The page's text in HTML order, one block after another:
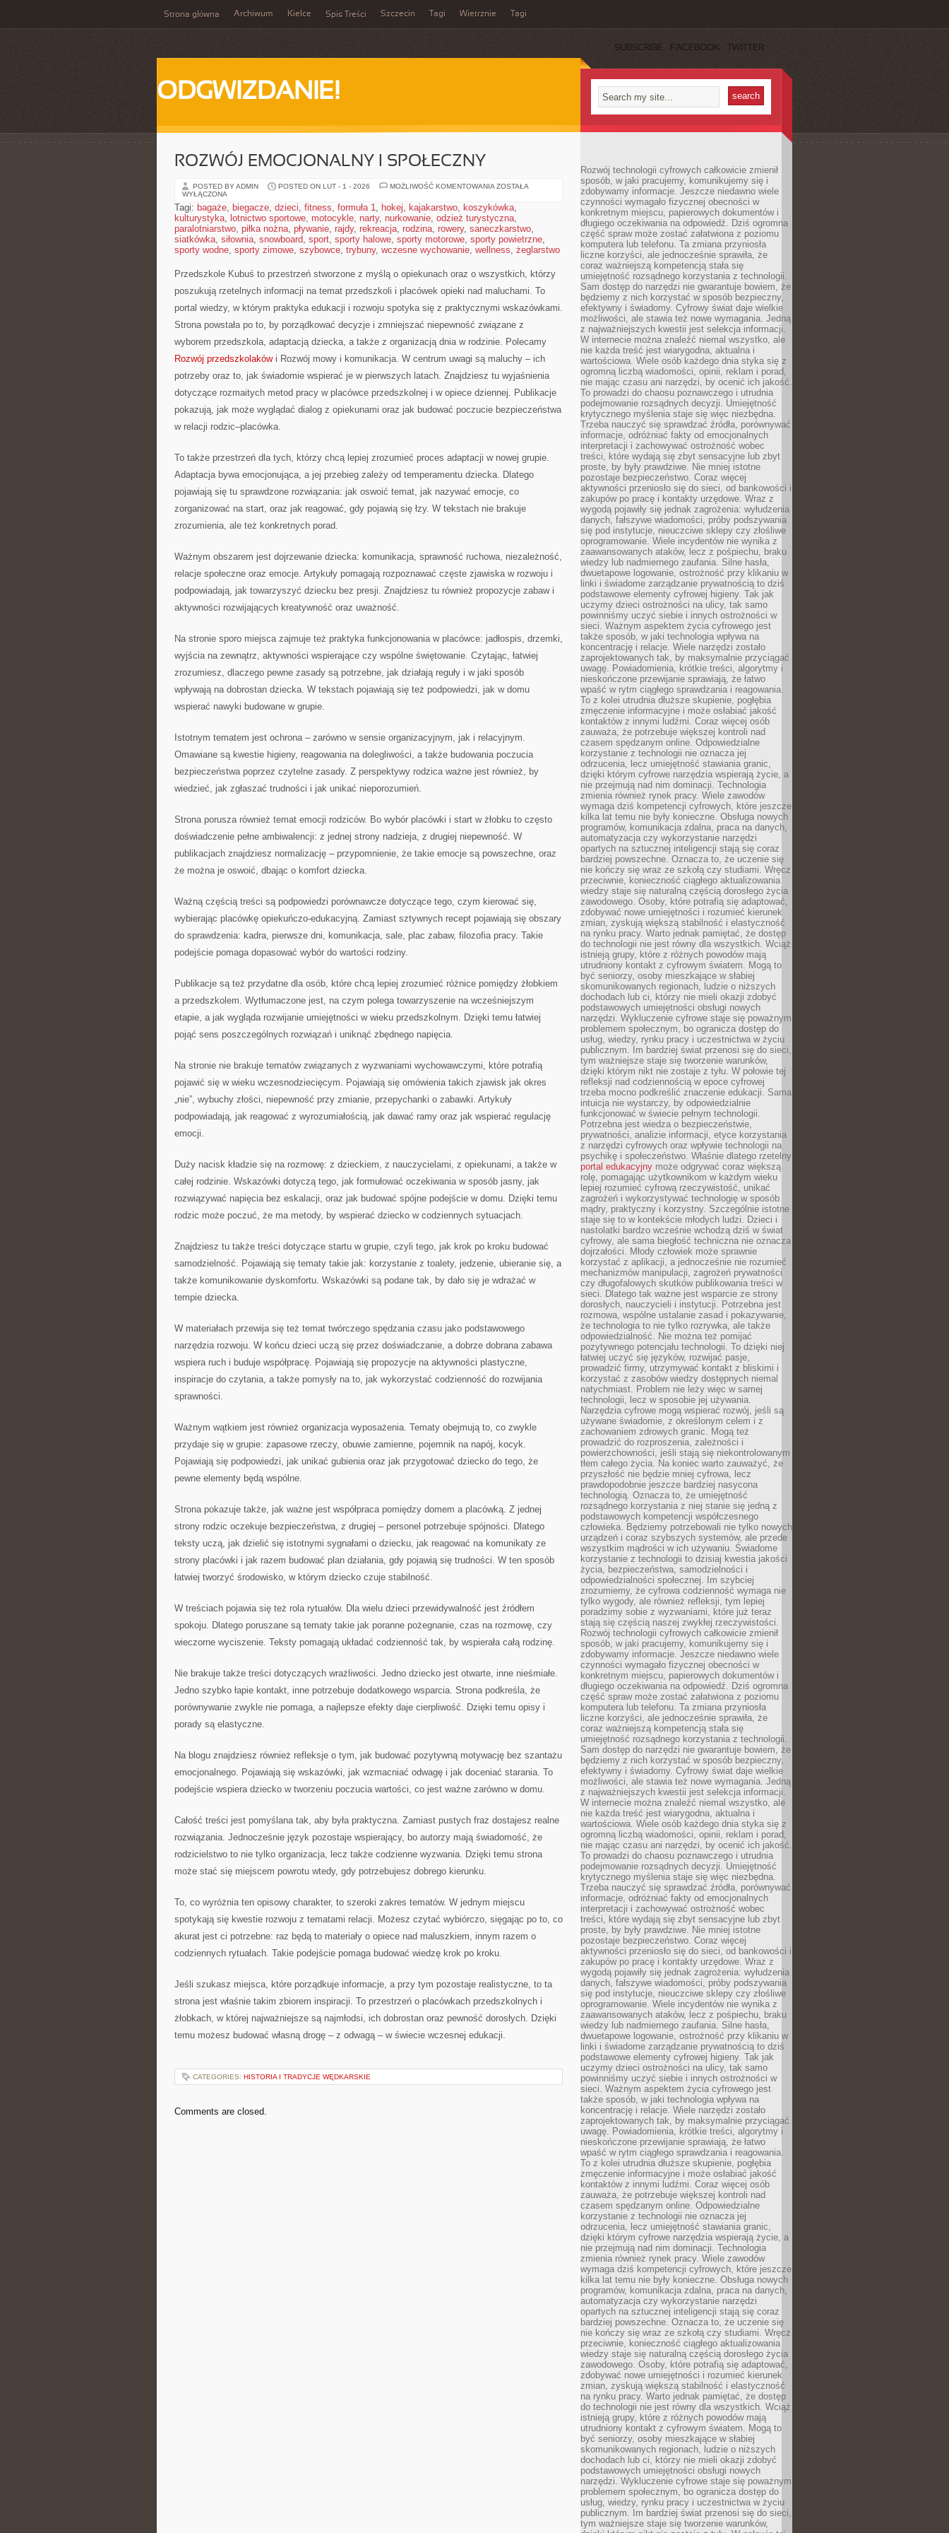
Strona główna Archiwum Kielce Spis Treści Szczecin Tagi Wietrznie Tagi
SUBSCRIBE FACEBOOK TWITTER
ODGWIZDANIE!
ROZWÓJ EMOCJONALNY I SPOŁECZNY
POSTED BY ADMIN POSTED ON LUT - 1 - 2026 MOŻLIWOŚĆ KOMENTOWANIA ROZWÓJ
SPOŁECZNY
ZOSTAŁA
WYŁĄCZONA
Tagi: bagaże, biegacze, dzieci, fitness, formuła 1, hokej, kajakarstwo, koszykówka,
kulturystyka, lotnictwo sportowe, motocykle, narty, nurkowanie, odzież turystyczna,
paralotniarstwo, piłka nożna, pływanie, rajdy, rekreacja, rodzina, rowery, saneczkarstwo,
siatkówka, siłownia, snowboard, sport, sporty halowe, sporty motorowe, sporty powietrzne,
sporty wodne, sporty zimowe, szybowce, trybuny, wczesne wychowanie, wellness, żeglarstwo
Przedszkole Kubuś to przestrzeń stworzone z myślą o opiekunach oraz o wszystkich, którzy
poszukują rzetelnych informacji na temat przedszkoli i placówek opieki nad maluchami. To
portal wiedzy, w którym praktyka edukacji i rozwoju spotyka się z praktycznymi wskazówkami.
Strona powstała po to, by porządkować decyzje i zmniejszać niepewność związane z
wyborem przedszkola, adaptacją dziecka, a także z organizacją dnia w rodzinie. Polecamy
Rozwój przedszkolakówi Rozwój mowy i komunikacja. W centrum uwagi są maluchy – ich
potrzeby oraz to, jak świadomie wspierać je w pierwszych latach. Znajdziesz tu wyjaśnienia
dotyczące rozmaitych metod pracy w placówce przedszkolnej i w opiece dziennej. Publikacje
pokazują, jak może wyglądać dialog z opiekunami oraz jak budować poczucie bezpieczeństwa
w relacji rodzic–placówka.
To także przestrzeń dla tych, którzy chcą lepiej zrozumieć proces adaptacji w nowej grupie.
Adaptacja bywa emocjonująca, a jej przebieg zależy od temperamentu dziecka. Dlatego
pojawiają się tu sprawdzone rozwiązania: jak oswoić temat, jak nazywać emocje, co
zorganizować na start, oraz jak reagować, gdy pojawią się łzy. W tekstach nie brakuje
zrozumienia, ale też konkretnych porad.
Ważnym obszarem jest dojrzewanie dziecka: komunikacja, sprawność ruchowa, niezależność,
relacje społeczne oraz emocje. Artykuły pomagają rozpoznawać częste zjawiska w rozwoju i
podpowiadają, jak towarzyszyć dziecku bez presji. Znajdziesz tu również propozycje zabaw i
aktywności rozwijających kreatywność oraz uważność.
Na stronie sporo miejsca zajmuje też praktyka funkcjonowania w placówce: jadłospis, drzemki,
wyjścia na zewnątrz, aktywności wspierające czy wspólne świętowanie. Czytając, łatwiej
zrozumiesz, dlaczego pewne zasady są potrzebne, jak działają reguły i w jaki sposób
wpływają na dobrostan dziecka. W tekstach pojawiają się też podpowiedzi, jak w domu
wspierać nawyki budowane w grupie.
Istotnym tematem jest ochrona – zarówno w sensie organizacyjnym, jak i relacyjnym.
Omawiane są kwestie higieny, reagowania na dolegliwości, a także budowania poczucia
bezpieczeństwa poprzez czytelne zasady. Z perspektywy rodzica ważne jest również, by
wiedzieć, jak zgłaszać trudności i jak unikać nieporozumień.
Strona porusza również temat emocji rodziców. Bo wybór placówki i start w żłobku to często
doświadczenie pełne ambiwalencji: z jednej strony nadzieja, z drugiej niepewność. W
publikacjach znajdziesz normalizację – przypomnienie, że takie emocje są powszechne, oraz
że można je oswoić, dbając o komfort dziecka.
Ważną częścią treści są podpowiedzi porównawcze dotyczące tego, czym kierować się,
wybierając placówkę opiekuńczo-edukacyjną. Zamiast sztywnych recept pojawiają się obszary
do sprawdzenia: kadra, pierwsze dni, komunikacja, sale, plac zabaw, filozofia pracy. Takie
podejście pomaga dopasować wybór do wartości rodziny.
Publikacje są też przydatne dla osób, które chcą lepiej zrozumieć różnice pomiędzy żłobkiem
a przedszkolem. Wytłumaczone jest, na czym polega towarzyszenie na wcześniejszym
etapie, a jak wygląda rozwijanie umiejętności w wieku przedszkolnym. Dzięki temu łatwiej
pojąć sens poszczególnych rozwiązań i uniknąć zbędnego napięcia.
Na stronie nie brakuje tematów związanych z wyzwaniami wychowawczymi, które potrafią
pojawić się w wieku wczesnodziecięcym. Pojawiają się omówienia takich zjawisk jak okres
„nie”, wybuchy złości, niepewność przy zmianie, przepychanki o zabawki. Artykuły
podpowiadają, jak reagować z wyrozumiałością, jak dawać ramy oraz jak wspierać regulację
emocji.
Duży nacisk kładzie się na rozmowę: z dzieckiem, z nauczycielami, z opiekunami, a także w
całej rodzinie. Wskazówki dotyczą tego, jak formułować oczekiwania w sposób jasny, jak
rozwiązywać napięcia bez eskalacji, oraz jak budować spójne podejście w domu. Dzięki temu
rodzic może poczuć, że ma metody, by wspierać dziecko w codziennych sytuacjach.
Znajdziesz tu także treści dotyczące startu w grupie, czyli tego, jak krok po kroku budować
samodzielność. Pojawiają się tematy takie jak: korzystanie z toalety, jedzenie, ubieranie się, a
także komunikowanie dyskomfortu. Wskazówki są podane tak, by dało się je wdrażać w
tempie dziecka.
W materiałach przewija się też temat twórczego spędzania czasu jako podstawowego
narzędzia rozwoju. W końcu dzieci uczą się przez doświadczanie, a dobrze dobrana zabawa
wspiera ruch i buduje współpracę. Pojawiają się propozycje na aktywności plastyczne,
inspiracje do czytania, a także pomysły na to, jak wykorzystać codzienność do rozwijania
sprawności.
Ważnym wątkiem jest również organizacja wyposażenia. Tematy obejmują to, co zwykle
przydaje się w grupie: zapasowe rzeczy, obuwie zamienne, pojemnik na napój, kocyk.
Pojawiają się podpowiedzi, jak unikać gubienia oraz jak przygotować dziecko do tego, że
pewne elementy będą wspólne.
Strona pokazuje także, jak ważne jest współpraca pomiędzy domem a placówką. Z jednej
strony rodzic oczekuje bezpieczeństwa, z drugiej – personel potrzebuje spójności. Dlatego
teksty uczą, jak dzielić się istotnymi sygnałami o dziecku, jak reagować na komunikaty ze
strony placówki i jak razem budować plan działania, gdy pojawią się trudności. W ten sposób
łatwiej tworzyć środowisko, w którym dziecko czuje stabilność.
W treściach pojawia się też rola rytuałów. Dla wielu dzieci przewidywalność jest źródłem
spokoju. Dlatego poruszane są tematy takie jak poranne pożegnanie, czas na rozmowę, czy
wieczorne wyciszenie. Teksty pomagają układać codzienność tak, by wspierała całą rodzinę.
Nie brakuje także treści dotyczących wrażliwości. Jedno dziecko jest otwarte, inne nieśmiałe.
Jedno szybko łapie kontakt, inne potrzebuje dodatkowego wsparcia. Strona podkreśla, że
porównywanie zwykle nie pomaga, a najlepsze efekty daje cierpliwość. Dzięki temu opisy i
porady są elastyczne.
Na blogu znajdziesz również refleksje o tym, jak budować pozytywną motywację bez szantażu
emocjonalnego. Pojawiają się wskazówki, jak wzmacniać odwagę i jak doceniać starania. To
podejście wspiera dziecko w tworzeniu poczucia wartości, co jest ważne zarówno w domu.
Całość treści jest pomyślana tak, aby była praktyczna. Zamiast pustych fraz dostajesz realne
rozwiązania. Jednocześnie język pozostaje wspierający, bo autorzy mają świadomość, że
rodzicielstwo to nie tylko organizacja, lecz także codzienne wyzwania. Dzięki temu strona
może stać się miejscem powrotu wtedy, gdy potrzebujesz dobrego kierunku.
To, co wyróżnia ten opisowy charakter, to szeroki zakres tematów. W jednym miejscu
spotykają się kwestie rozwoju z tematami relacji. Możesz czytać wybiórczo, sięgając po to, co
akurat jest ci potrzebne: raz będą to materiały o opiece nad maluszkiem, innym razem o
codziennych rytuałach. Takie podejście pomaga budować wiedzę krok po kroku.
Jeśli szukasz miejsca, które porządkuje informacje, a przy tym pozostaje realistyczne, to ta
strona jest właśnie takim zbiorem inspiracji. To przestrzeń o placówkach przedszkolnych i
żłobkach, w której najważniejsze są najmłodsi, ich dobrostan oraz pewność dorosłych. Dzięki
temu możesz budować własną drogę – z odwagą – w świecie wczesnej edukacji.
CATEGORIES: HISTORIA I TRADYCJE WĘDKARSKIE
Comments are closed.
Rozwój technologii cyfrowych całkowicie zmienił
sposób, w jaki pracujemy, komunikujemy się i
zdobywamy informacje. Jeszcze niedawno wiele
czynności wymagało fizycznej obecności w
konkretnym miejscu, papierowych dokumentów i
długiego oczekiwania na odpowiedź. Dziś ogromna
część spraw może zostać załatwiona z poziomu
komputera lub telefonu. Ta zmiana przyniosła
liczne korzyści, ale jednocześnie sprawiła, że
coraz ważniejszą kompetencją stała się
umiejętność rozsądnego korzystania z technologii.
Sam dostęp do narzędzi nie gwarantuje bowiem, że
będziemy z nich korzystać w sposób bezpieczny,
efektywny i świadomy. Cyfrowy świat daje wielkie
możliwości, ale stawia też nowe wymagania. Jedną
z najważniejszych kwestii jest selekcja informacji.
W internecie można znaleźć niemal wszystko, ale
nie każda treść jest wiarygodna, aktualna i
wartościowa. Wiele osób każdego dnia styka się z
ogromną liczbą wiadomości, opinii, reklam i porad,
nie mając czasu ani narzędzi, by ocenić ich jakość.
To prowadzi do chaosu poznawczego i utrudnia
podejmowanie rozsądnych decyzji. Umiejętność
krytycznego myślenia staje się więc niezbędna.
Trzeba nauczyć się sprawdzać źródła, porównywać
informacje, odróżniać fakty od emocjonalnych
interpretacji i zachowywać ostrożność wobec
treści, które wydają się zbyt sensacyjne lub zbyt
proste, by były prawdziwe. Nie mniej istotne
pozostaje bezpieczeństwo. Coraz więcej
aktywności przeniosło się do sieci, od bankowości i
zakupów po pracę i kontakty urzędowe. Wraz z
wygodą pojawiły się jednak zagrożenia: wyłudzenia
danych, fałszywe wiadomości, próby podszywania
się pod instytucje, nieuczciwe sklepy czy złośliwe
oprogramowanie. Wiele incydentów nie wynika z
zaawansowanych ataków, lecz z pośpiechu, braku
wiedzy lub nadmiernego zaufania. Silne hasła,
dwuetapowe logowanie, ostrożność przy klikaniu w
linki i świadome zarządzanie prywatnością to dziś
podstawowe elementy cyfrowej higieny. Tak jak
uczymy dzieci ostrożności na ulicy, tak samo
powinniśmy uczyć siebie i innych ostrożności w
sieci. Ważnym aspektem życia cyfrowego jest
także sposób, w jaki technologia wpływa na
koncentrację i relacje. Wiele narzędzi zostało
zaprojektowanych tak, by maksymalnie przyciągać
uwagę. Powiadomienia, krótkie treści, algorytmy i
nieskończone przewijanie sprawiają, że łatwo
wpaść w rytm ciągłego sprawdzania i reagowania.
To z kolei utrudnia dłuższe skupienie, pogłębia
zmęczenie informacyjne i może osłabiać jakość
kontaktów z innymi ludźmi. Coraz więcej osób
zauważa, że potrzebuje większej kontroli nad
czasem spędzanym online. Odpowiedzialne
korzystanie z technologii nie oznacza jej
odrzucenia, lecz umiejętność stawiania granic,
dzięki którym cyfrowe narzędzia wspierają życie, a
nie przejmują nad nim dominacji. Technologia
zmienia również rynek pracy. Wiele zawodów
wymaga dziś kompetencji cyfrowych, które jeszcze
kilka lat temu nie były konieczne. Obsługa nowych
programów, komunikacja zdalna, praca na danych,
automatyzacja czy wykorzystanie narzędzi
opartych na sztucznej inteligencji stają się coraz
bardziej powszechne. Oznacza to, że uczenie się
nie kończy się wraz ze szkołą czy studiami. Wręcz
przeciwnie, konieczność ciągłego aktualizowania
wiedzy staje się naturalną częścią dorosłego życia
zawodowego. Osoby, które potrafią się adaptować,
zdobywać nowe umiejętności i rozumieć kierunek
zmian, zyskują większą stabilność i elastyczność
na rynku pracy. Warto jednak pamiętać, że dostęp
do technologii nie jest równy dla wszystkich. Wciąż
istnieją grupy, które z różnych powodów mają
utrudniony kontakt z cyfrowym światem. Mogą to
być seniorzy, osoby mieszkające w słabiej
skomunikowanych regionach, ludzie o niższych
dochodach lub ci, którzy nie mieli okazji zdobyć
podstawowych umiejętności obsługi nowych
narzędzi. Wykluczenie cyfrowe staje się poważnym
problemem społecznym, bo ogranicza dostęp do
usług, wiedzy, rynku pracy i uczestnictwa w życiu
publicznym. Im bardziej świat przenosi się do sieci,
tym ważniejsze staje się tworzenie warunków,
dzięki którym nikt nie zostaje z tyłu. W połowie tej
refleksji nad codziennością w epoce cyfrowej
trzeba mocno podkreślić znaczenie edukacji. Sama
intuicja nie wystarczy, by odpowiedzialnie
funkcjonować w świecie pełnym technologii.
Potrzebna jest wiedza o bezpieczeństwie,
prywatności, analizie informacji, etyce korzystania
z narzędzi cyfrowych oraz wpływie technologii na
psychikę i społeczeństwo. Właśnie dlatego rzetelny
portal edukacyjny może odgrywać coraz większą
rolę, pomagając użytkownikom w każdym wieku
lepiej rozumieć cyfrową rzeczywistość, unikać
zagrożeń i wykorzystywać technologię w sposób
mądry, praktyczny i korzystny. Szczególnie istotne
staje się to w kontekście młodych ludzi. Dzieci i
nastolatki bardzo wcześnie wchodzą dziś w świat
cyfrowy, ale sama biegłość techniczna nie oznacza
dojrzałości. Młody człowiek może sprawnie
korzystać z aplikacji, a jednocześnie nie rozumieć
mechanizmów manipulacji, zagrożeń prywatności
czy długofalowych skutków publikowania treści w
sieci. Dlatego tak ważne jest wsparcie ze strony
dorosłych, nauczycieli i instytucji. Potrzebna jest
rozmowa, wspólne ustalanie zasad i pokazywanie,
że technologia to nie tylko rozrywka, ale także
odpowiedzialność. Nie można też pomijać
pozytywnego potencjału technologii. To dzięki niej
łatwiej uczyć się języków, rozwijać pasje,
prowadzić firmy, utrzymywać kontakt z bliskimi i
korzystać z zasobów wiedzy dostępnych niemal
natychmiast. Problem nie leży więc w samej
technologii, lecz w sposobie jej używania.
Narzędzia cyfrowe mogą wspierać rozwój, jeśli są
używane świadomie, z określonym celem i z
zachowaniem zdrowych granic. Mogą też
prowadzić do rozproszenia, zależności i
powierzchowności, jeśli stają się niekontrolowanym
tłem całego życia. Na koniec warto zauważyć, że
przyszłość nie będzie mniej cyfrowa, lecz
prawdopodobnie jeszcze bardziej nasycona
technologią. Oznacza to, że umiejętność
rozsądnego korzystania z niej stanie się jedną z
podstawowych kompetencji współczesnego
człowieka. Będziemy potrzebowali nie tylko nowych
urządzeń i coraz szybszych systemów, ale przede
wszystkim mądrości w ich używaniu. Świadome
korzystanie z technologii to dzisiaj kwestia jakości
życia, bezpieczeństwa, samodzielności i
odpowiedzialności społecznej. Im szybciej
zrozumiemy, że cyfrowa codzienność wymaga nie
tylko wygody, ale również refleksji, tym lepiej
poradzimy sobie z wyzwaniami, które już teraz
stają się częścią naszej zwykłej rzeczywistości.
Rozwój technologii cyfrowych całkowicie zmienił
sposób, w jaki pracujemy, komunikujemy się i
zdobywamy informacje. Jeszcze niedawno wiele
czynności wymagało fizycznej obecności w
konkretnym miejscu, papierowych dokumentów i
długiego oczekiwania na odpowiedź. Dziś ogromna
część spraw może zostać załatwiona z poziomu
komputera lub telefonu. Ta zmiana przyniosła
liczne korzyści, ale jednocześnie sprawiła, że
coraz ważniejszą kompetencją stała się
umiejętność rozsądnego korzystania z technologii.
Sam dostęp do narzędzi nie gwarantuje bowiem, że
będziemy z nich korzystać w sposób bezpieczny,
efektywny i świadomy. Cyfrowy świat daje wielkie
możliwości, ale stawia też nowe wymagania. Jedną
z najważniejszych kwestii jest selekcja informacji.
W internecie można znaleźć niemal wszystko, ale
nie każda treść jest wiarygodna, aktualna i
wartościowa. Wiele osób każdego dnia styka się z
ogromną liczbą wiadomości, opinii, reklam i porad,
nie mając czasu ani narzędzi, by ocenić ich jakość.
To prowadzi do chaosu poznawczego i utrudnia
podejmowanie rozsądnych decyzji. Umiejętność
krytycznego myślenia staje się więc niezbędna.
Trzeba nauczyć się sprawdzać źródła, porównywać
informacje, odróżniać fakty od emocjonalnych
interpretacji i zachowywać ostrożność wobec
treści, które wydają się zbyt sensacyjne lub zbyt
proste, by były prawdziwe. Nie mniej istotne
pozostaje bezpieczeństwo. Coraz więcej
aktywności przeniosło się do sieci, od bankowości i
zakupów po pracę i kontakty urzędowe. Wraz z
wygodą pojawiły się jednak zagrożenia: wyłudzenia
danych, fałszywe wiadomości, próby podszywania
się pod instytucje, nieuczciwe sklepy czy złośliwe
oprogramowanie. Wiele incydentów nie wynika z
zaawansowanych ataków, lecz z pośpiechu, braku
wiedzy lub nadmiernego zaufania. Silne hasła,
dwuetapowe logowanie, ostrożność przy klikaniu w
linki i świadome zarządzanie prywatnością to dziś
podstawowe elementy cyfrowej higieny. Tak jak
uczymy dzieci ostrożności na ulicy, tak samo
powinniśmy uczyć siebie i innych ostrożności w
sieci. Ważnym aspektem życia cyfrowego jest
także sposób, w jaki technologia wpływa na
koncentrację i relacje. Wiele narzędzi zostało
zaprojektowanych tak, by maksymalnie przyciągać
uwagę. Powiadomienia, krótkie treści, algorytmy i
nieskończone przewijanie sprawiają, że łatwo
wpaść w rytm ciągłego sprawdzania i reagowania.
To z kolei utrudnia dłuższe skupienie, pogłębia
zmęczenie informacyjne i może osłabiać jakość
kontaktów z innymi ludźmi. Coraz więcej osób
zauważa, że potrzebuje większej kontroli nad
czasem spędzanym online. Odpowiedzialne
korzystanie z technologii nie oznacza jej
odrzucenia, lecz umiejętność stawiania granic,
dzięki którym cyfrowe narzędzia wspierają życie, a
nie przejmują nad nim dominacji. Technologia
zmienia również rynek pracy. Wiele zawodów
wymaga dziś kompetencji cyfrowych, które jeszcze
kilka lat temu nie były konieczne. Obsługa nowych
programów, komunikacja zdalna, praca na danych,
automatyzacja czy wykorzystanie narzędzi
opartych na sztucznej inteligencji stają się coraz
bardziej powszechne. Oznacza to, że uczenie się
nie kończy się wraz ze szkołą czy studiami. Wręcz
przeciwnie, konieczność ciągłego aktualizowania
wiedzy staje się naturalną częścią dorosłego życia
zawodowego. Osoby, które potrafią się adaptować,
zdobywać nowe umiejętności i rozumieć kierunek
zmian, zyskują większą stabilność i elastyczność
na rynku pracy. Warto jednak pamiętać, że dostęp
do technologii nie jest równy dla wszystkich. Wciąż
istnieją grupy, które z różnych powodów mają
utrudniony kontakt z cyfrowym światem. Mogą to
być seniorzy, osoby mieszkające w słabiej
skomunikowanych regionach, ludzie o niższych
dochodach lub ci, którzy nie mieli okazji zdobyć
podstawowych umiejętności obsługi nowych
narzędzi. Wykluczenie cyfrowe staje się poważnym
problemem społecznym, bo ogranicza dostęp do
usług, wiedzy, rynku pracy i uczestnictwa w życiu
publicznym. Im bardziej świat przenosi się do sieci,
tym ważniejsze staje się tworzenie warunków,